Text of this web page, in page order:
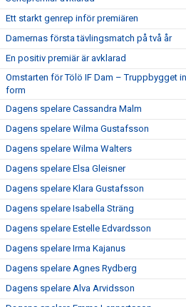
Ett starkt genrep inför premiären
Damernas första tävlingsmatch på två år
En positiv premiär är avklarad
Omstarten för Tölö IF Dam – Truppbygget
form
Dagens spelare Cassandra Malm
Dagens spelare Wilma Gustafsson
Dagens spelare Wilma Walters
Dagens spelare Elsa Gleisner
Dagens spelare Klara Gustafsson
Dagens spelare Isabella Sträng
Dagens spelare Estelle Edvardsson
Dagens spelare Irma Kajanus
Dagens spelare Agnes Rydberg
Dagens spelare Alva Arvidsson